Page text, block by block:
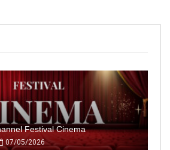
Festival Cinema
07/05/2026